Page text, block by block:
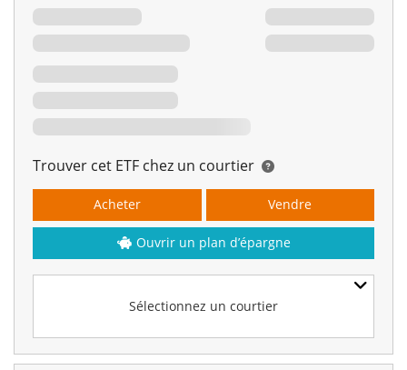
Trouver cet ETF chez un courtier
Sélectionnez un courtier
Acheter Vendre
Ouvrir un plan d’épargne